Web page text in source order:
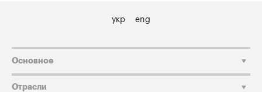
укр eng
Основное
Отрасли